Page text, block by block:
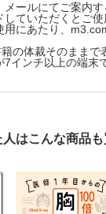
ールにてご案内
ていただくとご使
にあたり、
の体裁そのままで
7インチ以上の端末
はこんな商品